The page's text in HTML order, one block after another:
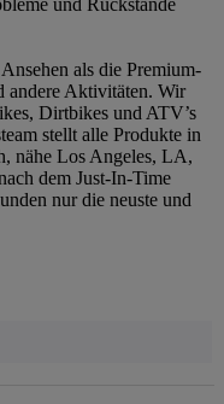
als die Premium-
andere Aktivitäten. Wir
Dirtbikes und ATV’s
stellt alle Produkte in
nähe Los Angeles, LA,
dem Just-In-Time
nur die neuste und